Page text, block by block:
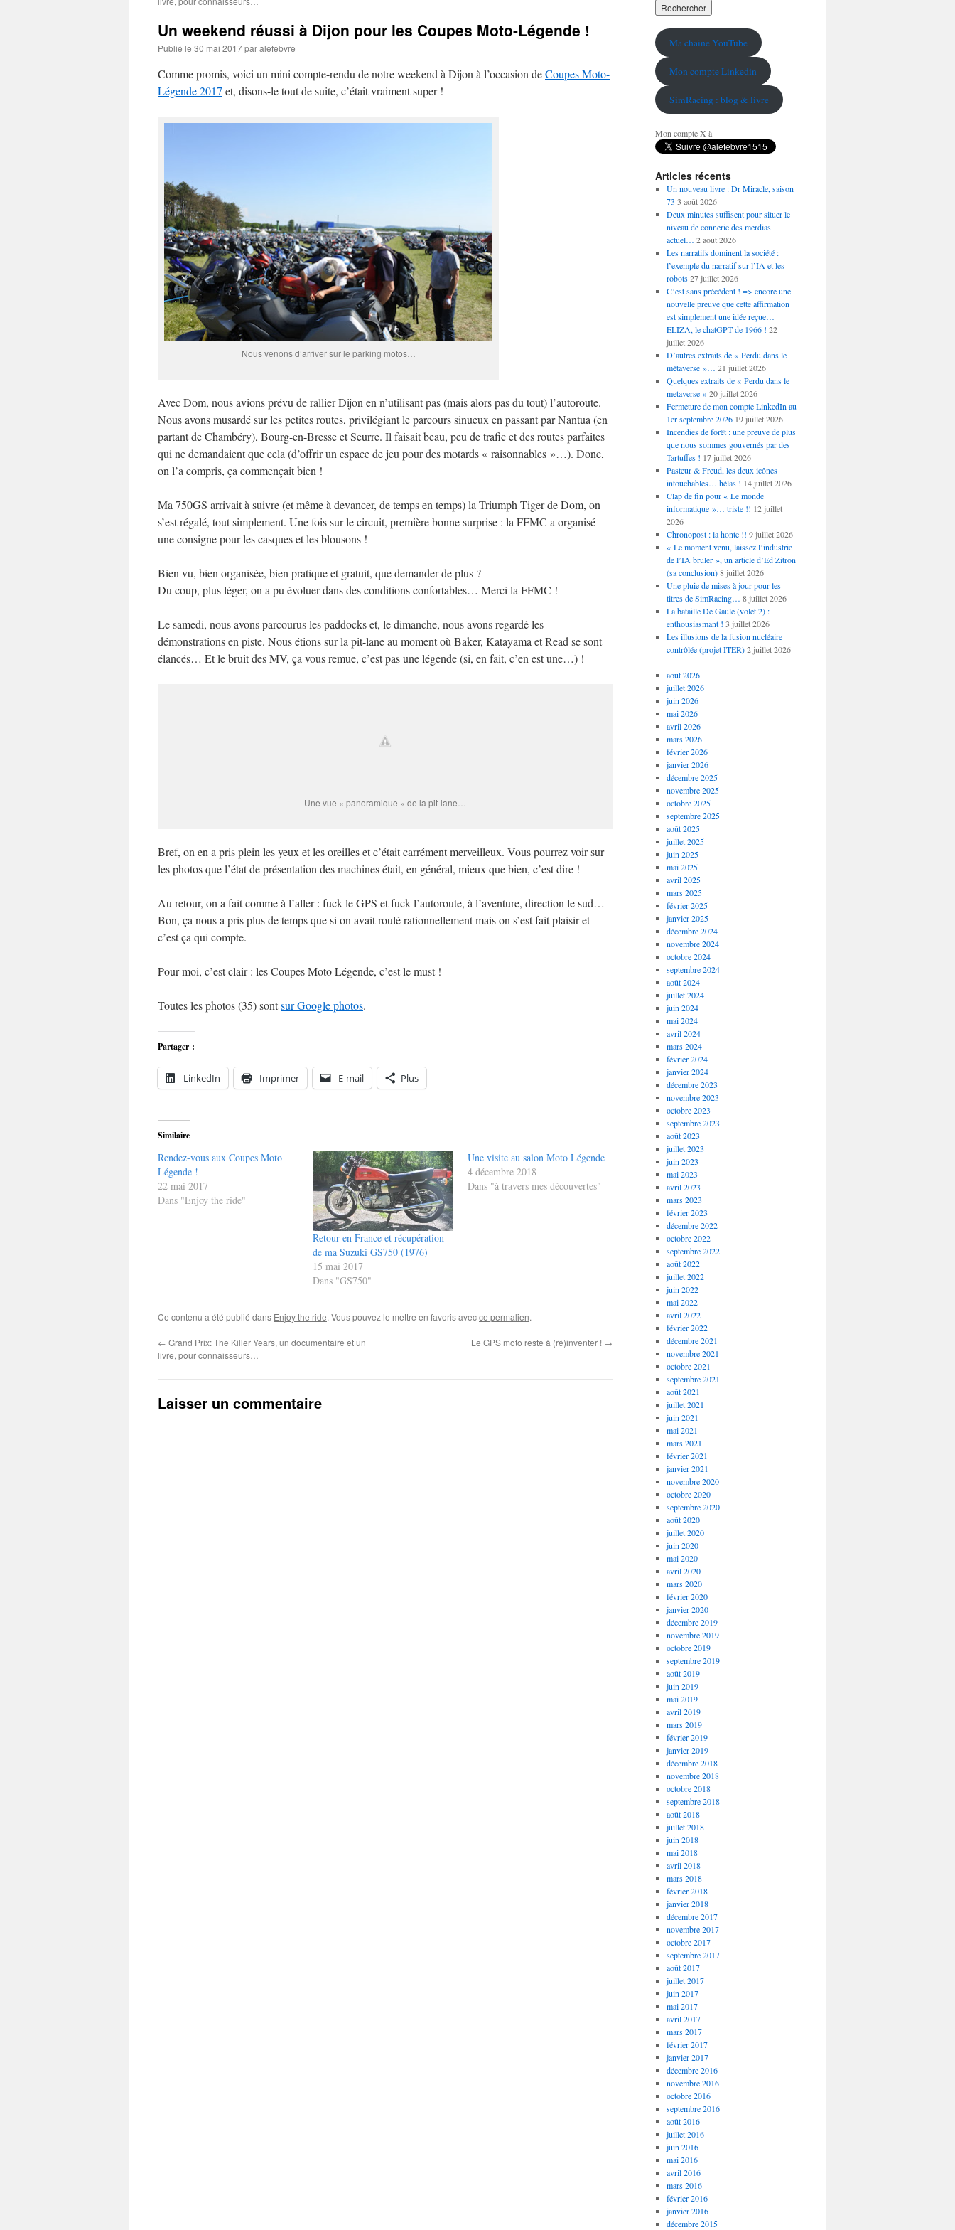
Un weekend réussi à Dijon pour les Coupes Moto-Légende !
Publié le 30 mai 2017paralefebvre
Comme promis, voici un mini compte-rendu de notre weekend à Dijon à l’occasion deCoupes Moto-
Légende 2017 et, disons-le tout de suite, c’était vraiment super !
Nous venons d’arriver sur le parking motos…
Avec Dom, nous avions prévu de rallier Dijon en n’utilisant pas (mais alors pas du tout) l’autoroute.
Nous avons musardé sur les petites routes, privilégiant le parcours sinueux en passant par Nantua (en
partant de Chambéry), Bourg-en-Bresse et Seurre. Il faisait beau, peu de trafic et des routes parfaites
qui ne demandaient que cela (d’offrir un espace de jeu pour des motards « raisonnables »…). Donc,
on l’a compris, ça commençait bien !
Ma 750GS arrivait à suivre (et même à devancer, de temps en temps) la Triumph Tiger de Dom, on
s’est régalé, tout simplement. Une fois sur le circuit, première bonne surprise : la FFMC a organisé
une consigne pour les casques et les blousons !
Bien vu, bien organisée, bien pratique et gratuit, que demander de plus ?
Du coup, plus léger, on a pu évoluer dans des conditions confortables… Merci la FFMC !
Le samedi, nous avons parcourus les paddocks et, le dimanche, nous avons regardé les
démonstrations en piste. Nous étions sur la pit-lane au moment où Baker, Katayama et Read se sont
élancés… Et le bruit des MV, ça vous remue, c’est pas une légende (si, en fait, c’en est une…) !
Une vue « panoramique » de la pit-lane…
Bref, on en a pris plein les yeux et les oreilles et c’était carrément merveilleux. Vous pourrez voir sur
les photos que l’état de présentation des machines était, en général, mieux que bien, c’est dire !
Au retour, on a fait comme à l’aller : fuck le GPS et fuck l’autoroute, à l’aventure, direction le sud…
Bon, ça nous a pris plus de temps que si on avait roulé rationnellement mais on s’est fait plaisir et
c’est ça qui compte.
Pour moi, c’est clair : les Coupes Moto Légende, c’est le must !
Toutes les photos (35) sontsur Google photos.
Partager :
LinkedIn Imprimer E-mail Plus
Similaire
Rendez-vous aux Coupes Moto
Légende !
22 mai 2017
Dans "Enjoy the ride"
Retour en France et récupération
de ma Suzuki GS750 (1976)
15 mai 2017
Dans "GS750"
Une visite au salon Moto Légende
4 décembre 2018
Dans "à travers mes découvertes"
Ce contenu a été publié dans Enjoy the ride. Vous pouvez le mettre en favoris avecce permalien.
← Grand Prix: The Killer Years, un documentaire et un
livre, pour connaisseurs…
Le GPS moto reste à (ré)inventer ! →
Laisser un commentaire
Ma chaine YouTube
Mon compte Linkedin
SimRacing : blog & livre
Mon compte X à
Articles récents
Un nouveau livre : Dr Miracle, saison
73 3 août 2026
Deux minutes suffisent pour situer le
niveau de connerie des merdias
actuel… 2 août 2026
Les narratifs dominent la société :
l’exemple du narratif sur l’IA et les
robots 27 juillet 2026
C’est sans précédent ! => encore une
nouvelle preuve que cette affirmation
est simplement une idée reçue…
ELIZA, le chatGPT de 1966 ! 22
juillet 2026
D’autres extraits de « Perdu dans le
métaverse »… 21 juillet 2026
Quelques extraits de « Perdu dans le
metaverse » 20 juillet 2026
Fermeture de mon compte LinkedIn au
1er septembre 2026 19 juillet 2026
Incendies de forêt : une preuve de plus
que nous sommes gouvernés par des
Tartuffes ! 17 juillet 2026
Pasteur & Freud, les deux icônes
intouchables… hélas ! 14 juillet 2026
Clap de fin pour « Le monde
informatique »… triste !! 12 juillet
2026
Chronopost : la honte !! 9 juillet 2026
« Le moment venu, laissez l’industrie
de l’IA brûler », un article d’Ed Zitron
(sa conclusion) 8 juillet 2026
Une pluie de mises à jour pour les
titres de SimRacing… 8 juillet 2026
La bataille De Gaule (volet 2) :
enthousiasmant ! 3 juillet 2026
Les illusions de la fusion nucléaire
contrôlée (projet ITER) 2 juillet 2026
août 2026
juillet 2026
juin 2026
mai 2026
avril 2026
mars 2026
février 2026
janvier 2026
décembre 2025
novembre 2025
octobre 2025
septembre 2025
août 2025
juillet 2025
juin 2025
mai 2025
avril 2025
mars 2025
février 2025
janvier 2025
décembre 2024
novembre 2024
octobre 2024
septembre 2024
août 2024
juillet 2024
juin 2024
mai 2024
avril 2024
mars 2024
février 2024
janvier 2024
décembre 2023
novembre 2023
octobre 2023
septembre 2023
août 2023
juillet 2023
juin 2023
mai 2023
avril 2023
mars 2023
février 2023
décembre 2022
octobre 2022
septembre 2022
août 2022
juillet 2022
juin 2022
mai 2022
avril 2022
février 2022
décembre 2021
novembre 2021
octobre 2021
septembre 2021
août 2021
juillet 2021
juin 2021
mai 2021
mars 2021
février 2021
janvier 2021
novembre 2020
octobre 2020
septembre 2020
août 2020
juillet 2020
juin 2020
mai 2020
avril 2020
mars 2020
février 2020
janvier 2020
décembre 2019
novembre 2019
octobre 2019
septembre 2019
août 2019
juin 2019
mai 2019
avril 2019
mars 2019
février 2019
janvier 2019
décembre 2018
novembre 2018
octobre 2018
septembre 2018
août 2018
juillet 2018
juin 2018
mai 2018
avril 2018
mars 2018
février 2018
janvier 2018
décembre 2017
novembre 2017
octobre 2017
septembre 2017
août 2017
juillet 2017
juin 2017
mai 2017
avril 2017
mars 2017
février 2017
janvier 2017
décembre 2016
novembre 2016
octobre 2016
septembre 2016
août 2016
juillet 2016
juin 2016
mai 2016
avril 2016
mars 2016
février 2016
janvier 2016
décembre 2015